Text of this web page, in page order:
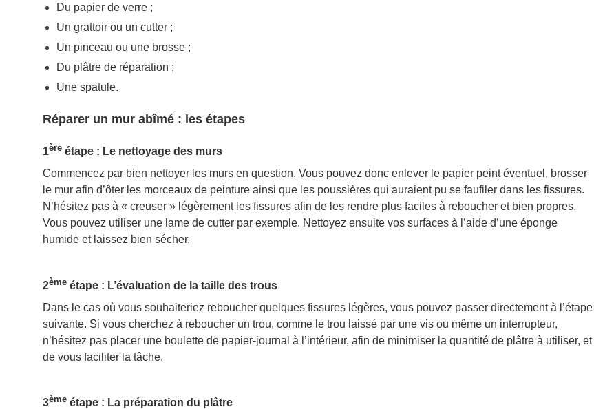
Du papier de verre ;
Un grattoir ou un cutter ;
Un pinceau ou une brosse ;
Du plâtre de réparation ;
Une spatule.
Réparer un mur abîmé : les étapes
1ère étape : Le nettoyage des murs
Commencez par bien nettoyer les murs en question. Vous pouvez donc enlever le papier peint éventuel, brosser
le mur afin d’ôter les morceaux de peinture ainsi que les poussières qui auraient pu se faufiler dans les fissures.
N’hésitez pas à « creuser » légèrement les fissures afin de les rendre plus faciles à reboucher et bien propres.
Vous pouvez utiliser une lame de cutter par exemple. Nettoyez ensuite vos surfaces à l’aide d’une éponge
humide et laissez bien sécher.
2ème étape : L’évaluation de la taille des trous
Dans le cas où vous souhaiteriez reboucher quelques fissures légères, vous pouvez passer directement à l’étape
suivante. Si vous cherchez à reboucher un trou, comme le trou laissé par une vis ou même un interrupteur,
n’hésitez pas placer une boulette de papier-journal à l’intérieur, afin de minimiser la quantité de plâtre à utiliser, et
de vous faciliter la tâche.
3ème étape : La préparation du plâtre